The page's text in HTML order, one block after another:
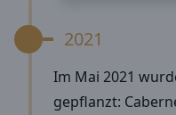
2021
Im Mai 2021
gepflanzt: